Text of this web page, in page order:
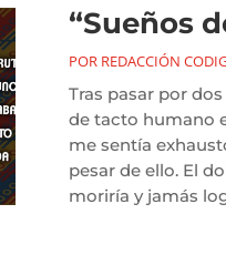
“Sueños
POR REDACCIÓN
Tras pasar por
de tacto humano
me sentía
pesar de ello. El
moriría y jamás